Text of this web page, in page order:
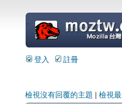
=
登入 註冊
檢視沒有回覆的主題 檢視